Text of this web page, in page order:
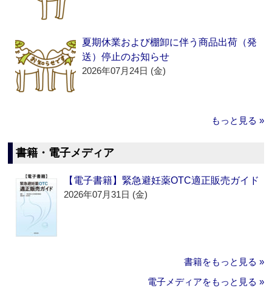
夏期休業および棚卸に伴う商品出荷（発
送）停止のお知らせ
2026年07月24日 (金)
もっと見る »
書籍・電子メディア
【電子書籍】緊急避妊薬OTC適正販売ガイド
2026年07月31日 (金)
書籍をもっと見る »
電子メディアをもっと見る »